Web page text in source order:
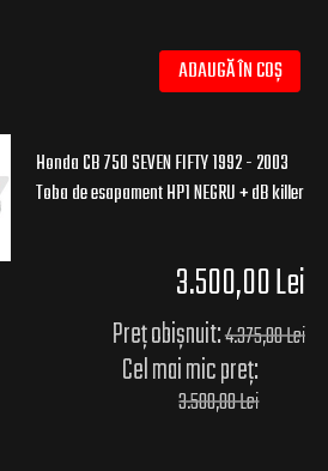
ADAUGĂ ÎN COȘ
Honda CB 750 SEVEN FIFTY 1992 - 2003
Toba de esapament HP1 NEGRU + dB killer
3.500,00 Lei
Preț obișnuit:4.375,00 Lei
Cel mai mic preț:
3.500,00 Lei